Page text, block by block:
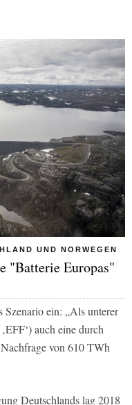
UND NORWEGEN
"Batterie Europas"
Szenario ein: „Als unterer
auch eine durch
von 610 TWh
Deutschlands lag 2018